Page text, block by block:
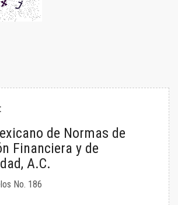
de Normas de
Financiera y de
A.C.
No. 186